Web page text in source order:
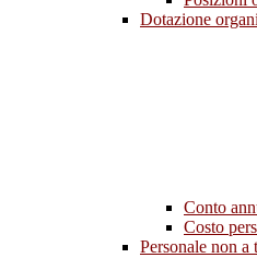
Dotazione
Conto
Costo
Personale non a